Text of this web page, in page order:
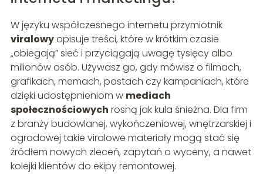
W języku współczesnego internetu przymiotnik
viralowyopisuje treści, które w krótkim czasie
„obiegają” sieć i przyciągają uwagę tysięcy albo
milionów osób. Używasz go, gdy mówisz o filmach,
grafikach, memach, postach czy kampaniach, które
dzięki udostępnieniom w mediach
społecznościowych rosną jak kula śnieżna. Dla firm
z branży budowlanej, wykończeniowej, wnętrzarskiej i
ogrodowej takie viralowe materiały mogą stać się
źródłem nowych zleceń, zapytań o wyceny, a nawet
kolejki klientów do ekipy remontowej.